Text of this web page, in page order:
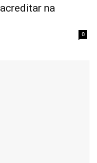
na
0